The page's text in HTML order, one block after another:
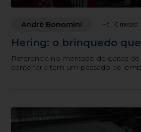
André Bonomini Há 10 meses
Hering: o brinquedo
Referencia no mercado de gaitas
centenária tem um passado de